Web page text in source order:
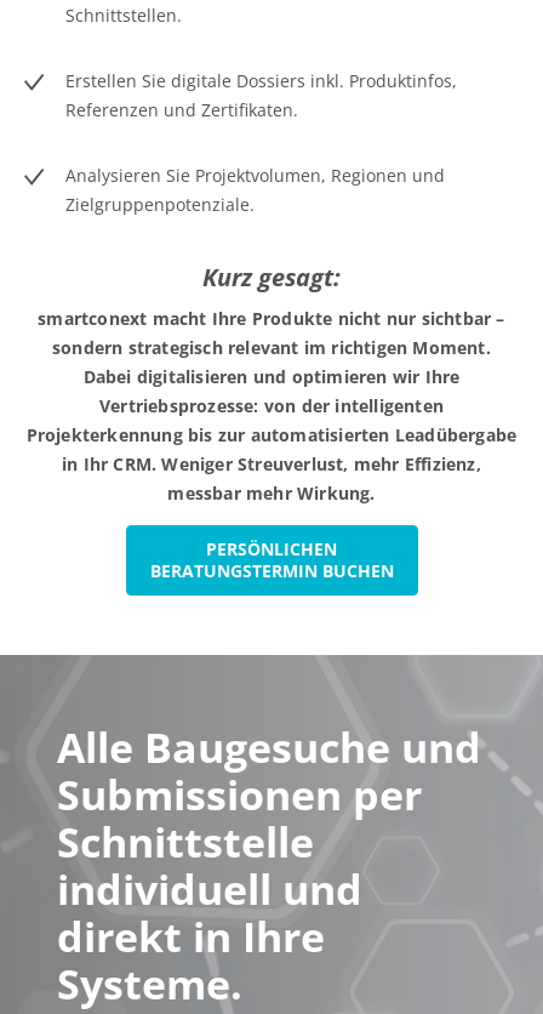
Schnittstellen.
Erstellen Sie digitale Dossiers inkl. Produktinfos,
Referenzen und Zertifikaten.
Analysieren Sie Projektvolumen, Regionen und
Zielgruppenpotenziale.
Kurz gesagt:
smartconext macht Ihre Produkte nicht nur sichtbar –
sondern strategisch relevant im richtigen Moment.
Dabei digitalisieren und optimieren wir Ihre
Vertriebsprozesse: von der intelligenten
Projekterkennung bis zur automatisierten Leadübergabe
in Ihr CRM. Weniger Streuverlust, mehr Effizienz,
messbar mehr Wirkung.
PERSÖNLICHEN
BERATUNGSTERMIN BUCHEN
Alle Baugesuche und
Submissionen per
Schnittstelle
individuell und
direkt in Ihre
Systeme.